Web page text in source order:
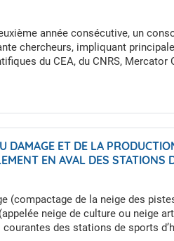
année consécutive, un
chercheurs, impliquant
du CEA, du CNRS, Mercator
climatique planétaire. Leur
progresse de 0,26 °C par
élevé depuis le début des
DAMAGE ET DE LA
EN AVAL DES STATIONS
(compactage de la neige des
neige de culture ou neige
courantes des stations de sports